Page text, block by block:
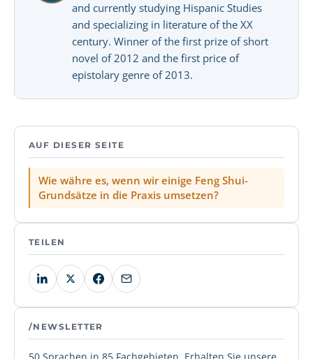
and currently studying Hispanic Studies
and specializing in literature of the XX
century. Winner of the first prize of short
novel of 2012 and the first price of
epistolary genre of 2013.
AUF DIESER SEITE
Wie währe es, wenn wir einige Feng Shui-
Grundsätze in die Praxis umsetzen?
TEILEN
/NEWSLETTER